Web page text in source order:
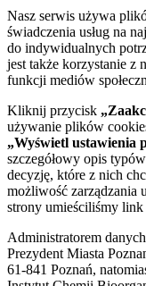
Nasz serwis używa
świadczenia usług na
do indywidualnych
jest także korzystanie z
funkcji mediów
Kliknij przycisk
używanie plików
„Wyświetl ustawienia
szczegółowy opis
decyzję, które z nich
możliwość zarządzania
strony umieściliśmy link
Administratorem
Prezydent Miasta
61-841 Poznań,